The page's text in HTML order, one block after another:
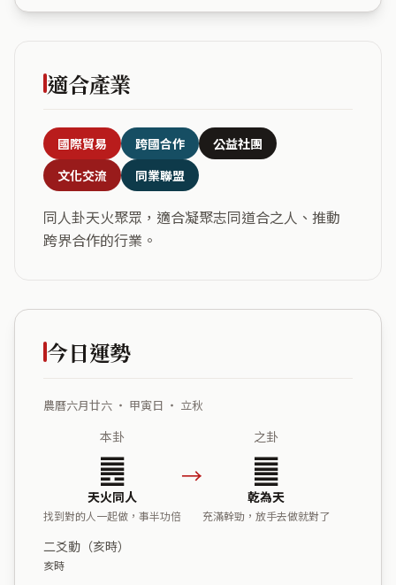
適合產業
國際貿易 跨國合作
公益社團
文化交流
同業聯盟
同人卦天火聚眾，適合凝聚志同道合之人、推動
跨界合作的行業。
今日運勢
農曆六月廿六 ・ 甲寅日 ・ 立秋
本卦
䷌
天火同人
找到對的人一起做，事半功倍
→
之卦
䷀
乾為天
充滿幹勁，放手去做就對了
二爻動（亥時）
亥時